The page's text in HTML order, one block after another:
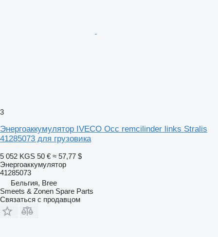
3
Энергоаккумулятор IVECO Occ remcilinder links Stralis
41285073 для грузовика
5 052 KGS 50 € ≈ 57,77 $
Энергоаккумулятор
41285073
Бельгия, Bree
Smeets & Zonen Spare Parts
Связаться с продавцом